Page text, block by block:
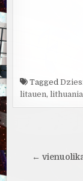
Tagged
litauen,lithuania
tarp
←